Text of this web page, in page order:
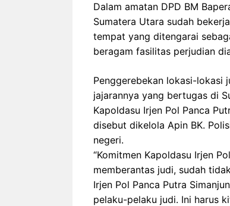
Dalam amatan DPD BM
Sumatera Utara sudah
tempat yang ditengarai
beragam fasilitas perjudian
Penggerebekan lokasi-lokasi
jajarannya yang bertugas di
Kapoldasu Irjen Pol Panca
disebut dikelola Apin BK.
negeri.
“Komitmen Kapoldasu Irjen
memberantas judi, sudah
Irjen Pol Panca Putra
pelaku-pelaku judi. Ini harus